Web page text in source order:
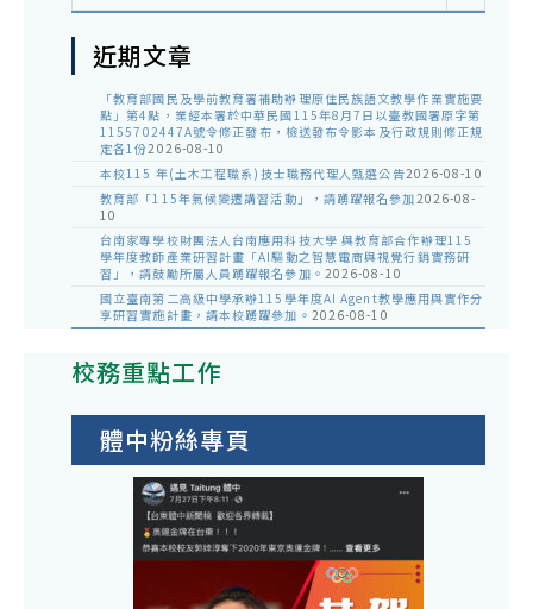
近期文章
「教育部國民及學前教育署補助辦理原住民族語文教學作業實施要
點」第4點，業經本署於中華民國115年8月7日以臺教國署原字第
1155702447A號令修正發布，檢送發布令影本及行政規則修正規
定各1份2026-08-10
本校115 年(土木工程職系)技士職務代理人甄選公告2026-08-10
教育部「115年氣候變遷講習活動」，請踴躍報名參加2026-08-
10
台南家專學校財團法人台南應用科技大學 與教育部合作辦理115
學年度教師產業研習計畫「AI驅動之智慧電商與視覺行銷實務研
習」，請鼓勵所屬人員踴躍報名參加。 2026-08-10
國立臺南第二高級中學承辦115學年度AI Agent教學應用與實作分
享研習實施計畫，請本校踴躍參加。 2026-08-10
校務重點工作
體中粉絲專頁